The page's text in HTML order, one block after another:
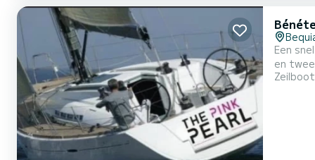
Een
en
keuze.
Zeilboot